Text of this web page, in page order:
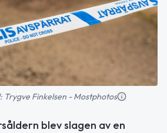
Trygve Finkelsen - Mostphotos
blev slagen av en